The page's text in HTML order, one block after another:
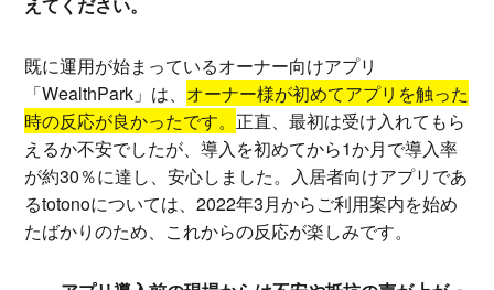
えてください。
既に運用が始まっているオーナー向けアプリ
「WealthPark」は、 オーナー様が初めてアプリを触った
時の反応が良かったです。 正直、最初は受け入れてもら
えるか不安でしたが、導入を初めてから1か月で導入率
が約30％に達し、安心しました。入居者向けアプリであ
るtotonoについては、2022年3月からご利用案内を始め
たばかりのため、これからの反応が楽しみです。